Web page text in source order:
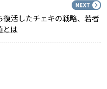
復活したチェキの戦略、若者
とは